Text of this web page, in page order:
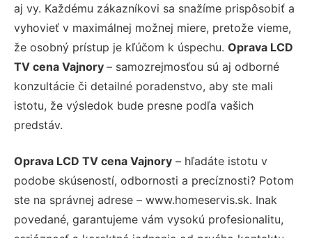
aj vy. Každému zákazníkovi sa snažíme prispôsobiť a
vyhovieť v maximálnej možnej miere, pretože vieme,
že osobný prístup je kľúčom k úspechu. Oprava LCD
TV cena Vajnory – samozrejmosťou sú aj odborné
konzultácie či detailné poradenstvo, aby ste mali
istotu, že výsledok bude presne podľa vašich
predstáv.
Oprava LCD TV cena Vajnory – hľadáte istotu v
podobe skúseností, odbornosti a precíznosti? Potom
ste na správnej adrese – www.homeservis.sk. Inak
povedané, garantujeme vám vysokú profesionalitu,